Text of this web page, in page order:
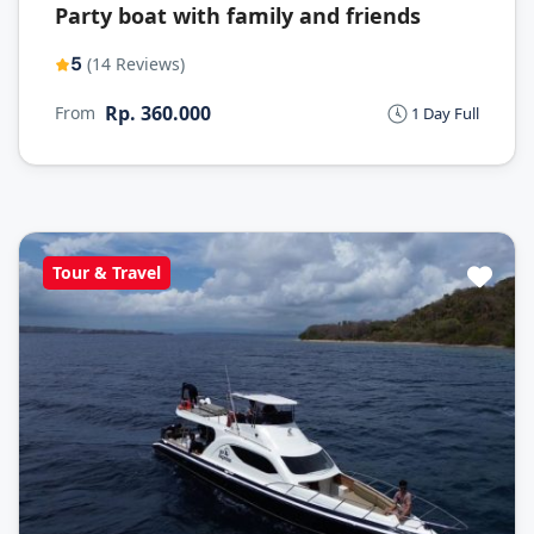
Party boat with family and friends
5 (14 Reviews)
1 Day Full
From Rp. 360.000
Tour & Travel